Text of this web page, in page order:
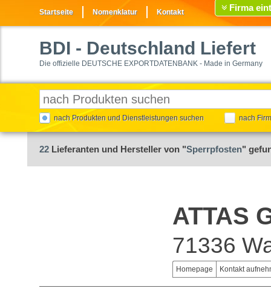
Startseite Nomenklatur Kontakt Firma
BDI - Deutschland Liefert
Die offizielle DEUTSCHE EXPORTDATENBANK - Made in Germany
nach Produkten und Dienstleistungen suchen nach
22 Lieferanten und Hersteller von "Sperrpfosten"
ATTAS
71336
Homepage Kontakt